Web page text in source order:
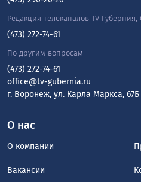
О нас
О компании
Вакансии
Редакция телеканалов TV
(473) 272-74-61
По другим вопросам
(473) 272-74-61
office@tv-gubernia.ru
г. Воронеж, ул. Карла Маркса, 67Б